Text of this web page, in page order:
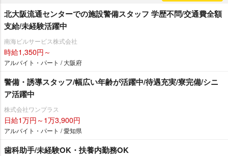
北大阪流通センターでの施設警備スタッフ 学歴不問/交通費全額
支給/未経験活躍中
南海ビルサービス株式会社
時給1,350円～
アルバイト・パート / 大阪府
警備・誘導スタッフ/幅広い年齢が活躍中/待遇充実/寮完備/シニ
ア活躍中
株式会社ワンプラス
日給1万円～1万3,900円
アルバイト・パート / 愛知県
歯科助手/未経験OK・扶養内勤務OK